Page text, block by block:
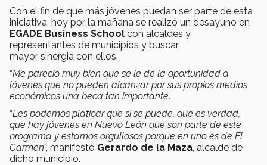
Con el fin de que más jóvenes puedan ser parte de esta
iniciativa, hoy por la mañana se realizó un desayuno en
EGADE Business School con alcaldes y
representantes de municipios y buscar
mayor sinergia con ellos.
“Me pareció muy bien que se le dé la oportunidad a
jóvenes que no pueden alcanzar por sus propios medios
económicos una beca tan importante.
“Les podemos platicar que sí se puede, que es verdad,
que hay jóvenes en Nuevo León que son parte de este
programa y estamos orgullosos porque en uno es de El
Carmen”, manifestó Gerardo de la Maza , alcalde de
dicho municipio.